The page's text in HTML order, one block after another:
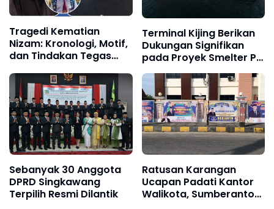
Tragedi Kematian
Nizam: Kronologi, Motif,
dan Tindakan Tegas
Terminal Kijing Berikan
Dukungan Signifikan
pada Proyek Smelter PT
BAI
Sebanyak 30 Anggota
DPRD Singkawang
Terpilih Resmi Dilantik
Ratusan Karangan
Ucapan Padati Kantor
Walikota, Sumberanto